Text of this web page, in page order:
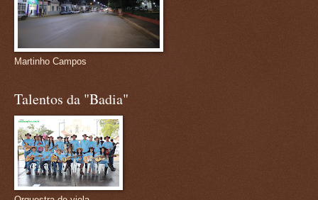
Martinho Campos
Talentos da "Badia"